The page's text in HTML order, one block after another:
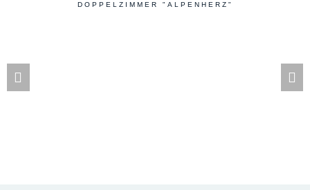
DOPPELZIMMER "ALPENHERZ"